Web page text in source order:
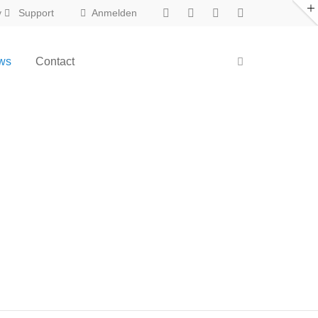
Anmelden
Support
Contact